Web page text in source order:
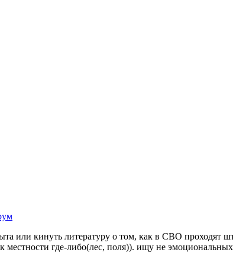
или кинуть литературу о том, как в СВО
местности где-либо(лес, поля)). ищу не